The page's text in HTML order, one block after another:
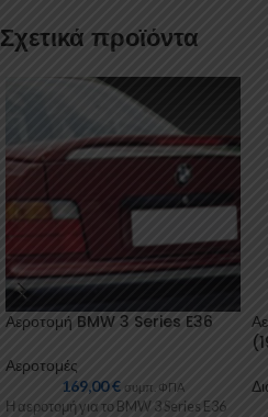
Σχετικά προϊόντα
Αεροτομή BMW 3 Series E36
Αεροτομές
169,00€ συμπ. ΦΠΑ
Η αεροτομή για το BMW 3 Series E36